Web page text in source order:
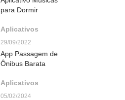
para Dormir
Aplicativos
29/09/2022
App Passagem de
Ônibus Barata
Aplicativos
05/02/2024